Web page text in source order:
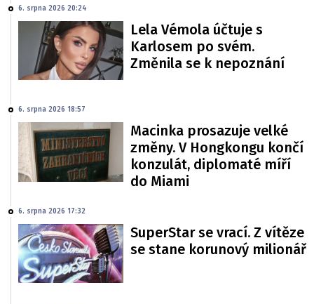
6. srpna 2026 20:24
Lela Vémola účtuje s
Karlosem po svém.
Změnila se k nepoznání
6. srpna 2026 18:57
Macinka prosazuje velké
změny. V Hongkongu končí
konzulát, diplomaté míří
do Miami
6. srpna 2026 17:32
SuperStar se vrací. Z vítěze
se stane korunový milionář